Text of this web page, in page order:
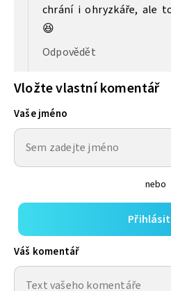
chrání i ohryzkáře, ale
😆
Odpovědět
Vložte vlastní komentář
Vaše jméno
nebo
Přihlásit
Váš komentář